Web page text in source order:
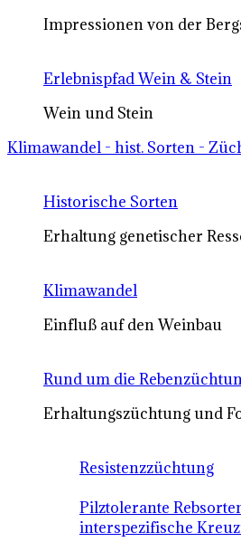
Impressionen von der
Erlebnispfad Wein & Stein
Wein und Stein
Klimawandel - hist. Sorten -
Historische Sorten
Erhaltung genetischer
Klimawandel
Einfluß auf den Weinbau
Rund um die
Erhaltungszüchtung und
Resistenzzüchtung
Pilztolerante
interspezifische